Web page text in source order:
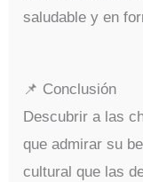
saludable y en
📌 Conclusión
Descubrir a las
que admirar su
cultural que las